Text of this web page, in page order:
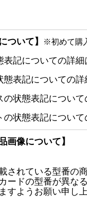
ついて】 ※初めて購
表記についての詳細
態表記についての詳
の状態表記について
の状態表記について
画像について】
されている型番の
ードの型番が異な
すようお願い申し上